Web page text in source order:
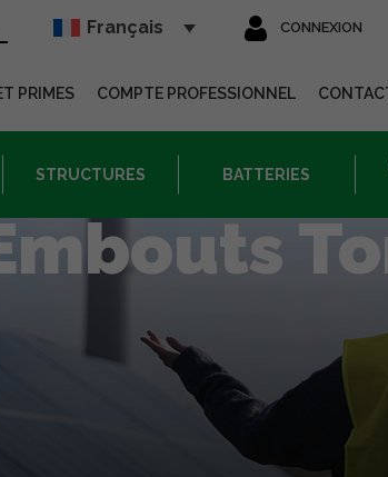
Français CONNEXION
PRIMES COMPTE PROFESSIONNEL
STRUCTURES BATTERIES